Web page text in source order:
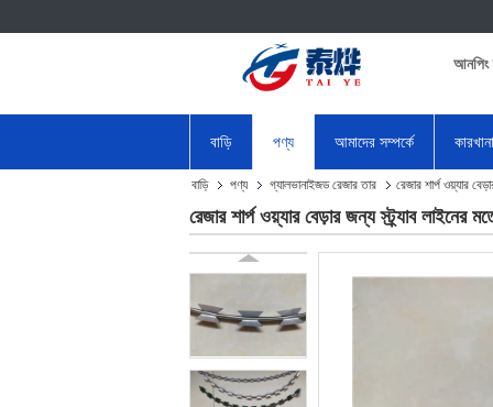
আনপিং
বাড়ি পণ্য আমাদের সম্পর্কে
বাড়ি পণ্য গ্যালভানাইজড রেজার তার রেজার শার্প ওয়্যার
রেজার শার্প ওয়্যার বেড়ার জন্য স্ট্র্যাব লাইনের